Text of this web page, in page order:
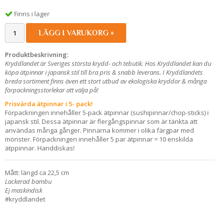
Finns i lager
LÄGG I VARUKORG »
Produktbeskrivning:
Kryddlandet är Sveriges största krydd- och tebutik. Hos Kryddlandet kan du
köpa ätpinnar i japansk stil till bra pris & snabb leverans. I Kryddlandets
breda sortiment finns även ett stort utbud av ekologiska kryddor & många
förpackningsstorlekar att välja på!
Prisvärda ätpinnar i 5- pack!
Förpackningen innehåller 5-pack ätpinnar (sushipinnar/chop-sticks) i
japansk stil. Dessa ätpinnar är flergångspinnar som är tänkta att
användas många gånger. Pinnarna kommer i olika färgpar med
mönster. Förpackningen innehåller 5 par ätpinnar = 10 enskilda
ätppinnar. Handdiskas!
Mått: längd ca 22,5 cm
Lackerad bambu
Ej maskindisk
#kryddlandet